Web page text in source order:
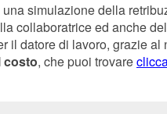
simulazione della
collaboratrice ed anche
il datore di lavoro, grazie al
costo, che puoi trovare